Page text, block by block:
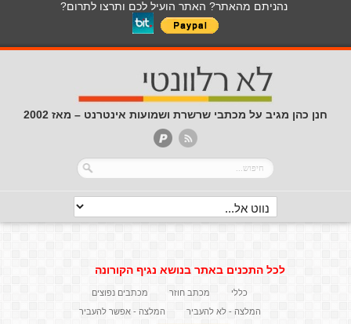
נהניתם מהאתר? האתר הועיל לכם ותרצו לתרום?
חנן כהן מגיב על מכתבי שרשרת ושמועות אינטרנט – מאז 2002
לכל התכנים באתר בנושא נגיף הקורונה
כללי מכתב חוזר
מכתבים נפוצים
המלצה - לא להעביר
המלצה - אפשר להעביר